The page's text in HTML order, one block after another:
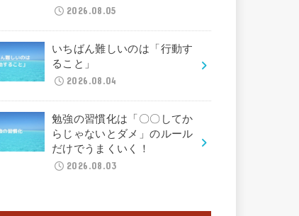
2026.08.05
いちばん難しいのは「行動す
ること」
2026.08.04
勉強の習慣化は「〇〇してか
らじゃないとダメ」のルール
だけでうまくいく！
2026.08.03